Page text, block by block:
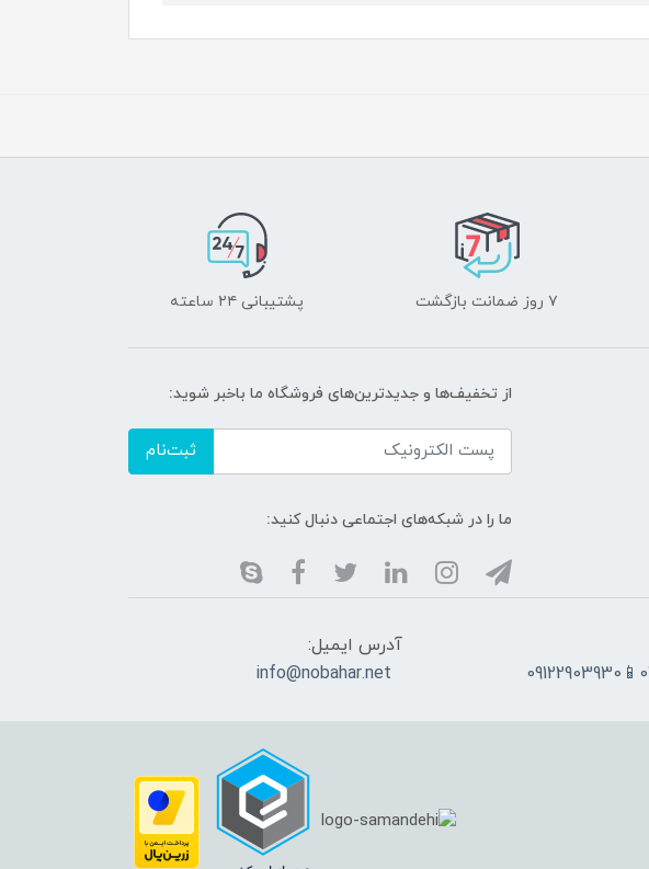
۷ روز ضمانت بازگشت پشتیبانی ۲۴ ساعته
از تخفیف‌ها و جدیدترین‌های فروشگاه ما باخبر شوید:
ثبت‌نام
ما را در شبکه‌های اجتماعی دنبال کنید:
آدرس ایمیل:
info@nobahar.net